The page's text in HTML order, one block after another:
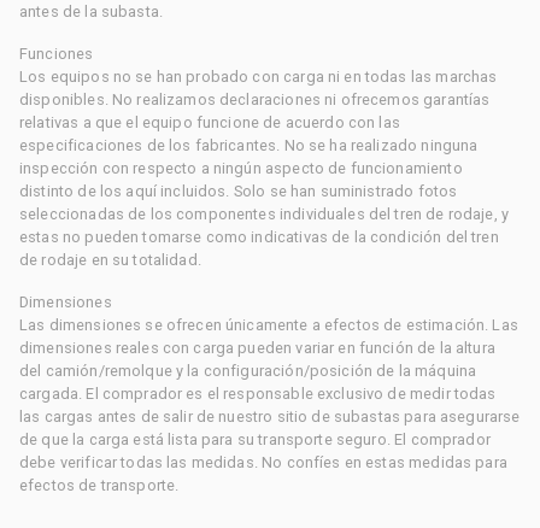
antes de la subasta.
Funciones
Los equipos no se han probado con carga ni en todas las marchas
disponibles. No realizamos declaraciones ni ofrecemos garantías
relativas a que el equipo funcione de acuerdo con las
especificaciones de los fabricantes. No se ha realizado ninguna
inspección con respecto a ningún aspecto de funcionamiento
distinto de los aquí incluidos. Solo se han suministrado fotos
seleccionadas de los componentes individuales del tren de rodaje, y
estas no pueden tomarse como indicativas de la condición del tren
de rodaje en su totalidad.
Dimensiones
Las dimensiones se ofrecen únicamente a efectos de estimación. Las
dimensiones reales con carga pueden variar en función de la altura
del camión/remolque y la configuración/posición de la máquina
cargada. El comprador es el responsable exclusivo de medir todas
las cargas antes de salir de nuestro sitio de subastas para asegurarse
de que la carga está lista para su transporte seguro. El comprador
debe verificar todas las medidas. No confíes en estas medidas para
efectos de transporte.